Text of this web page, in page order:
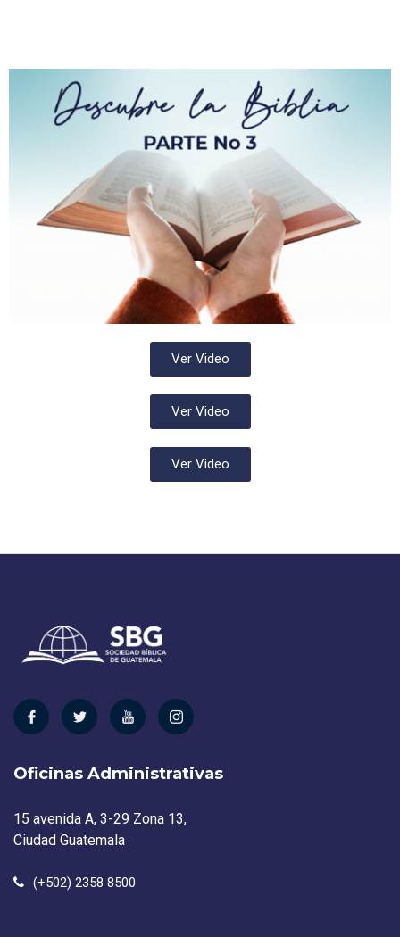
Ver Video
Ver Video
Ver Video
Oficinas Administrativas
15 avenida A, 3-29 Zona 13,
Ciudad Guatemala
(+502) 2358 8500